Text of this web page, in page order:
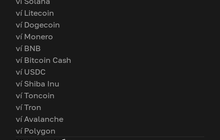
ví Litecoin
ví Dogecoin
ví Monero
ví BNB
ví Bitcoin Cash
ví USDC
ví Shiba Inu
ví Toncoin
ví Tron
ví Avalanche
ví Polygon